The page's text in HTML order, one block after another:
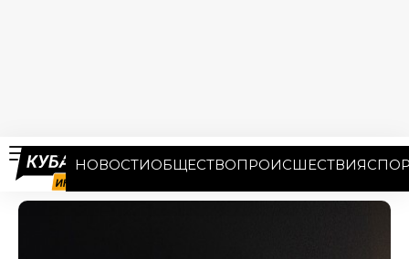
НОВОСТИОБЩЕСТВОПРОИСШЕСТВИЯ